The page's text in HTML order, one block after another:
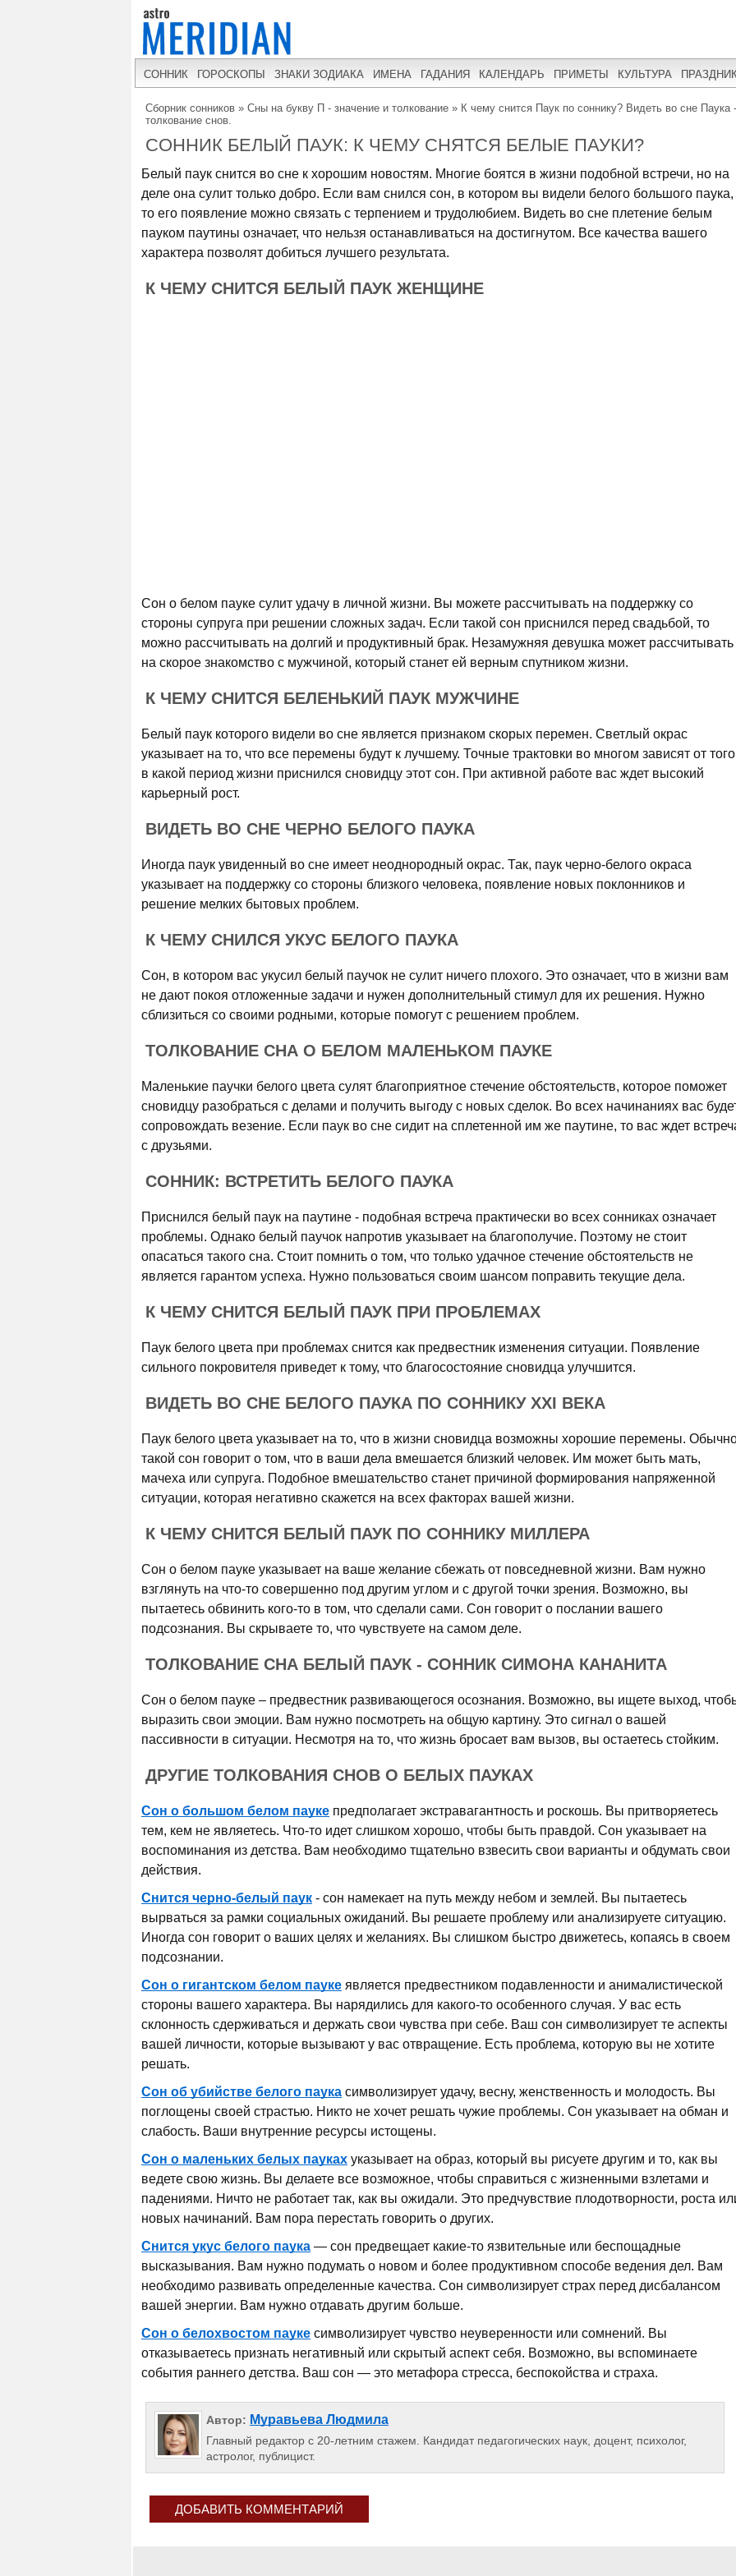
СОННИК ГОРОСКОПЫ ЗНАКИ ЗОДИАКА ИМЕНА ГАДАНИЯ КАЛЕНДАРЬ ПРИМЕТЫ КУЛЬТУРА
Сборник сонников » Сны на букву П - значение и толкование » К чему снится Паук по соннику? Видеть во сне Паука -
толкование снов.
СОННИК БЕЛЫЙ ПАУК: К ЧЕМУ СНЯТСЯ БЕЛЫЕ ПАУКИ?
Белый паук снится во сне к хорошим новостям. Многие боятся в жизни подобной встречи, но на
деле она сулит только добро. Если вам снился сон, в котором вы видели белого большого паука,
то его появление можно связать с терпением и трудолюбием. Видеть во сне плетение белым
пауком паутины означает, что нельзя останавливаться на достигнутом. Все качества вашего
характера позволят добиться лучшего результата.
К ЧЕМУ СНИТСЯ БЕЛЫЙ ПАУК ЖЕНЩИНЕ
Сон о белом пауке сулит удачу в личной жизни. Вы можете рассчитывать на поддержку со
стороны супруга при решении сложных задач. Если такой сон приснился перед свадьбой, то
можно рассчитывать на долгий и продуктивный брак. Незамужняя девушка может рассчитывать
на скорое знакомство с мужчиной, который станет ей верным спутником жизни.
К ЧЕМУ СНИТСЯ БЕЛЕНЬКИЙ ПАУК МУЖЧИНЕ
Белый паук которого видели во сне является признаком скорых перемен. Светлый окрас
указывает на то, что все перемены будут к лучшему. Точные трактовки во многом зависят от
в какой период жизни приснился сновидцу этот сон. При активной работе вас ждет высокий
карьерный рост.
ВИДЕТЬ ВО СНЕ ЧЕРНО БЕЛОГО ПАУКА
Иногда паук увиденный во сне имеет неоднородный окрас. Так, паук черно-белого окраса
указывает на поддержку со стороны близкого человека, появление новых поклонников и
решение мелких бытовых проблем.
К ЧЕМУ СНИЛСЯ УКУС БЕЛОГО ПАУКА
Сон, в котором вас укусил белый паучок не сулит ничего плохого. Это означает, что в жизни вам
не дают покоя отложенные задачи и нужен дополнительный стимул для их решения. Нужно
сблизиться со своими родными, которые помогут с решением проблем.
ТОЛКОВАНИЕ СНА О БЕЛОМ МАЛЕНЬКОМ ПАУКЕ
Маленькие паучки белого цвета сулят благоприятное стечение обстоятельств, которое поможет
сновидцу разобраться с делами и получить выгоду с новых сделок. Во всех начинаниях вас
сопровождать везение. Если паук во сне сидит на сплетенной им же паутине, то вас ждет
с друзьями.
СОННИК: ВСТРЕТИТЬ БЕЛОГО ПАУКА
Приснился белый паук на паутине - подобная встреча практически во всех сонниках означает
проблемы. Однако белый паучок напротив указывает на благополучие. Поэтому не стоит
опасаться такого сна. Стоит помнить о том, что только удачное стечение обстоятельств не
является гарантом успеха. Нужно пользоваться своим шансом поправить текущие дела.
К ЧЕМУ СНИТСЯ БЕЛЫЙ ПАУК ПРИ ПРОБЛЕМАХ
Паук белого цвета при проблемах снится как предвестник изменения ситуации. Появление
сильного покровителя приведет к тому, что благосостояние сновидца улучшится.
ВИДЕТЬ ВО СНЕ БЕЛОГО ПАУКА ПО СОННИКУ XXI ВЕКА
Паук белого цвета указывает на то, что в жизни сновидца возможны хорошие перемены.
такой сон говорит о том, что в ваши дела вмешается близкий человек. Им может быть мать,
мачеха или супруга. Подобное вмешательство станет причиной формирования напряженной
ситуации, которая негативно скажется на всех факторах вашей жизни.
К ЧЕМУ СНИТСЯ БЕЛЫЙ ПАУК ПО СОННИКУ МИЛЛЕРА
Сон о белом пауке указывает на ваше желание сбежать от повседневной жизни. Вам нужно
взглянуть на что-то совершенно под другим углом и с другой точки зрения. Возможно, вы
пытаетесь обвинить кого-то в том, что сделали сами. Сон говорит о послании вашего
подсознания. Вы скрываете то, что чувствуете на самом деле.
ТОЛКОВАНИЕ СНА БЕЛЫЙ ПАУК - СОННИК СИМОНА КАНАНИТА
Сон о белом пауке – предвестник развивающегося осознания. Возможно, вы ищете выход,
выразить свои эмоции. Вам нужно посмотреть на общую картину. Это сигнал о вашей
пассивности в ситуации. Несмотря на то, что жизнь бросает вам вызов, вы остаетесь стойким.
ДРУГИЕ ТОЛКОВАНИЯ СНОВ О БЕЛЫХ ПАУКАХ
Сон о большом белом пауке предполагает экстравагантность и роскошь. Вы притворяетесь
тем, кем не являетесь. Что-то идет слишком хорошо, чтобы быть правдой. Сон указывает на
воспоминания из детства. Вам необходимо тщательно взвесить свои варианты и обдумать свои
действия.
Снится черно-белый паук - сон намекает на путь между небом и землей. Вы пытаетесь
вырваться за рамки социальных ожиданий. Вы решаете проблему или анализируете ситуацию.
Иногда сон говорит о ваших целях и желаниях. Вы слишком быстро движетесь, копаясь в своем
подсознании.
Сон о гигантском белом пауке является предвестником подавленности и анималистической
стороны вашего характера. Вы нарядились для какого-то особенного случая. У вас есть
склонность сдерживаться и держать свои чувства при себе. Ваш сон символизирует те аспекты
вашей личности, которые вызывают у вас отвращение. Есть проблема, которую вы не хотите
решать.
Сон об убийстве белого паука символизирует удачу, весну, женственность и молодость. Вы
поглощены своей страстью. Никто не хочет решать чужие проблемы. Сон указывает на обман и
слабость. Ваши внутренние ресурсы истощены.
Сон о маленьких белых пауках указывает на образ, который вы рисуете другим и то, как вы
ведете свою жизнь. Вы делаете все возможное, чтобы справиться с жизненными взлетами и
падениями. Ничто не работает так, как вы ожидали. Это предчувствие плодотворности, роста
новых начинаний. Вам пора перестать говорить о других.
Снится укус белого паука — сон предвещает какие-то язвительные или беспощадные
высказывания. Вам нужно подумать о новом и более продуктивном способе ведения дел. Вам
необходимо развивать определенные качества. Сон символизирует страх перед дисбалансом
вашей энергии. Вам нужно отдавать другим больше.
Сон о белохвостом пауке символизирует чувство неуверенности или сомнений. Вы
отказываетесь признать негативный или скрытый аспект себя. Возможно, вы вспоминаете
события раннего детства. Ваш сон — это метафора стресса, беспокойства и страха.
Автор: Муравьева Людмила
Главный редактор с 20-летним стажем. Кандидат педагогических наук, доцент, психолог,
астролог, публицист.
ДОБАВИТЬ КОММЕНТАРИЙ